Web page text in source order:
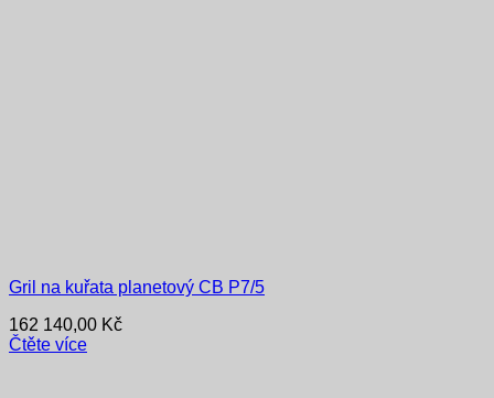
Gril na kuřata planetový CB P7/5
162 140,00 Kč
Čtěte více